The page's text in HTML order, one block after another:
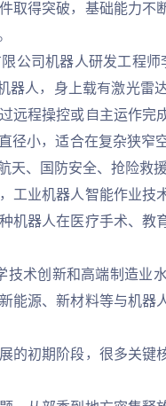
得突破，基础能力不
司机器人研发工程师
人，身上载有激光雷
远程操控或自主运作完
径小，适合在复杂狭窄
、国防安全、抢险救
业机器人智能作业技
机器人在医疗手术、教
术创新和高端制造业
能源、新材料等与机器
初期阶段，很多关键